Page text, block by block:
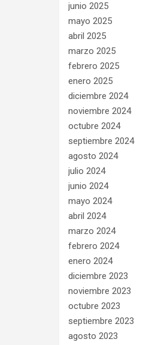
junio 2025
mayo 2025
abril 2025
marzo 2025
febrero 2025
enero 2025
diciembre 2024
noviembre 2024
octubre 2024
septiembre 2024
agosto 2024
julio 2024
junio 2024
mayo 2024
abril 2024
marzo 2024
febrero 2024
enero 2024
diciembre 2023
noviembre 2023
octubre 2023
septiembre 2023
agosto 2023